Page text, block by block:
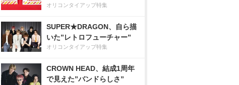
オリコンタイアップ特集
SUPER★DRAGON、自ら描
いた”レトロフューチャー”
オリコンタイアップ特集
CROWN HEAD、結成1周年
で見えた”バンドらしさ”